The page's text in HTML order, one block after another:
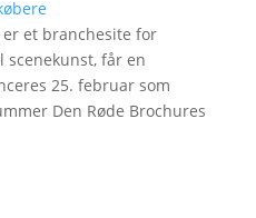
et branchesite for
får en
25. februar som
Den Røde Brochures